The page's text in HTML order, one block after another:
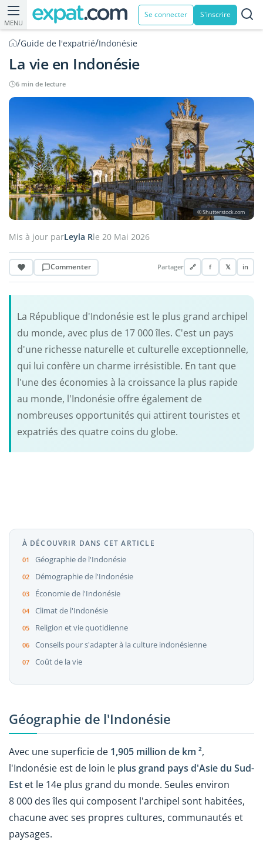
MENU
Se connecter S'inscrire
/Guide de l'expatrié/Indonésie
La vie en Indonésie
6 min de lecture
© Shutterstock.com
Mis à jour parLeyla Rle 20 Mai 2026
Commenter Partager 🔗 f 𝕏 in
La République d'Indonésie est le plus grand archipel
du monde, avec plus de 17 000 îles. C'est un pays
d'une richesse naturelle et culturelle exceptionnelle,
qui lui confère un charme irrésistible. En tant que
l'une des économies à la croissance la plus rapide
au monde, l'Indonésie offre également de
nombreuses opportunités qui attirent touristes et
expatriés des quatre coins du globe.
À DÉCOUVRIR DANS CET ARTICLE
Géographie de l'Indonésie
Démographie de l'Indonésie
Économie de l'Indonésie
Climat de l'Indonésie
Religion et vie quotidienne
Conseils pour s'adapter à la culture indonésienne
Coût de la vie
Géographie de l'Indonésie
Avec une superficie de 1,905 million de km ²,
l'Indonésie est de loin le plus grand pays d'Asie du Sud-
Est et le 14e plus grand du monde. Seules environ
8 000 des îles qui composent l'archipel sont habitées,
chacune avec ses propres cultures, communautés et
paysages.